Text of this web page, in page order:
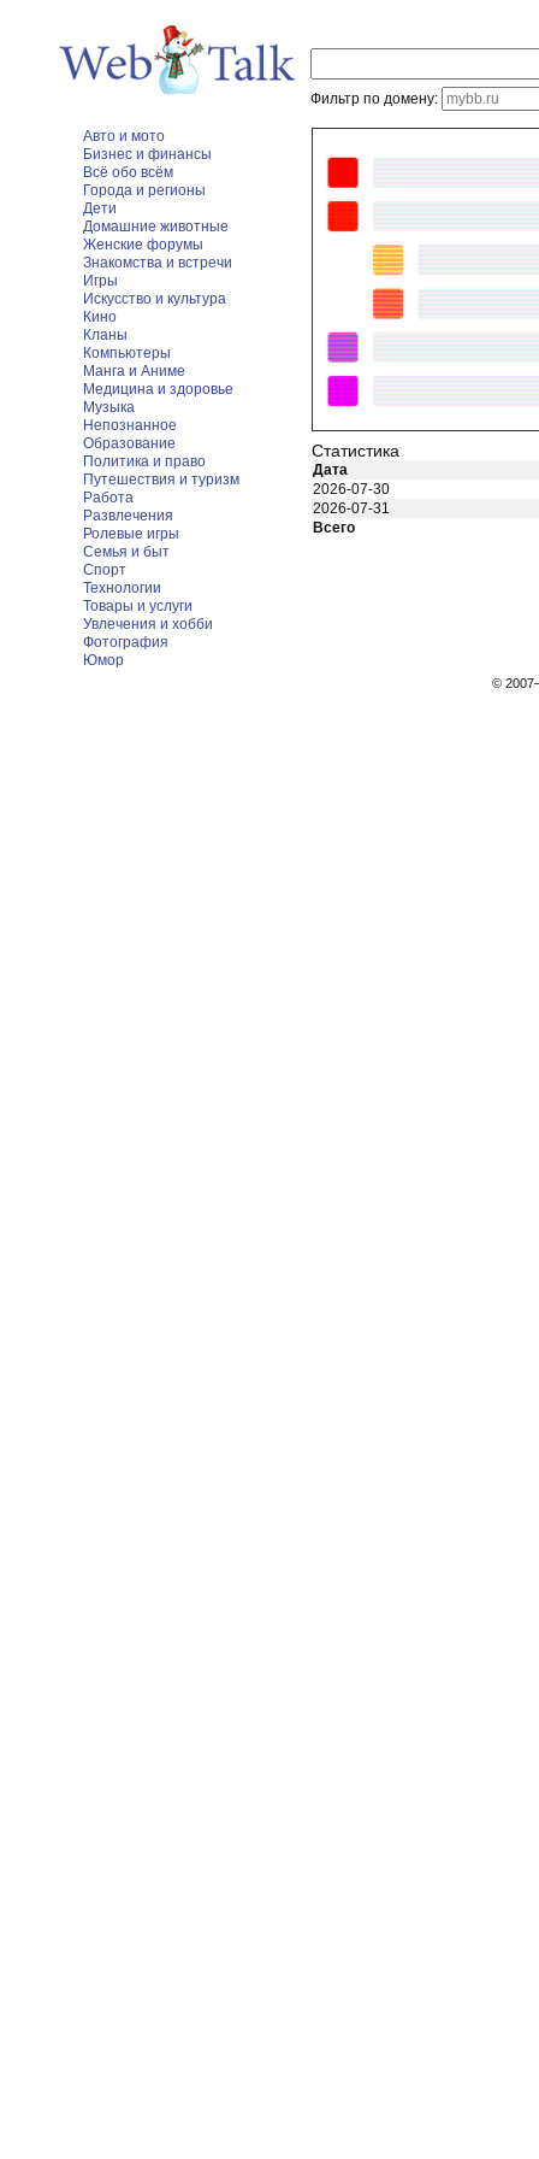
Фильтр по домену:
Авто и мото
Бизнес и финансы
Всё обо всём
Города и регионы
Дети
Домашние животные
Женские форумы
Знакомства и встречи
Игры
Искусство и культура
Кино
Кланы
Компьютеры
Манга и Аниме
Медицина и здоровье
Музыка
Непознанное
Образование
Политика и право
Путешествия и туризм
Работа
Развлечения
Ролевые игры
Семья и быт
Спорт
Технологии
Товары и услуги
Увлечения и хобби
Фотография
Юмор
Статистика
Дата
2026-07-30
2026-07-31
Всего
©